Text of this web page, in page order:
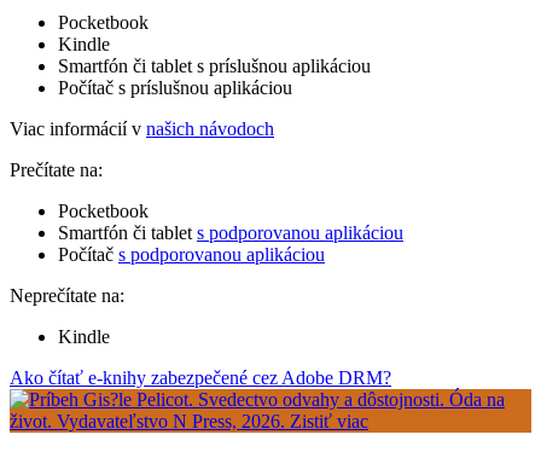
Pocketbook
Kindle
Smartfón či tablet s príslušnou aplikáciou
Počítač s príslušnou aplikáciou
Viac informácií v našich návodoch
Prečítate na:
Pocketbook
Smartfón či tablet s podporovanou aplikáciou
Počítač s podporovanou aplikáciou
Neprečítate na:
Kindle
Ako čítať e-knihy zabezpečené cez Adobe DRM?